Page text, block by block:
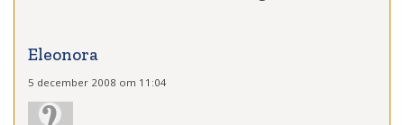
Eleonora
5 december 2008 om 11:04